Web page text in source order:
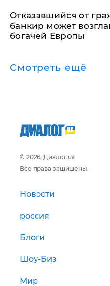
Отказавшийся от
банкир может
богачей Европы
Смотреть ещё
© 2026, Диалог.ua
Все права защищены.
Новости
россия
Блоги
Шоу-Биз
Мир